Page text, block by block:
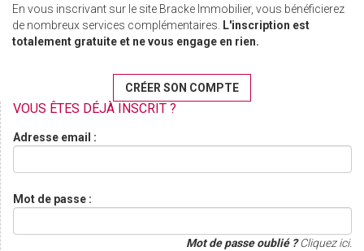
En vous inscrivant sur le site Bracke Immobilier, vous bénéficierez
de nombreux services complémentaires. L'inscription est
totalement gratuite et ne vous engage en rien.
CRÉER SON COMPTE
VOUS ÊTES DÉJÀ INSCRIT ?
Adresse email :
Mot de passe :
Mot de passe oublié ?Cliquez ici.